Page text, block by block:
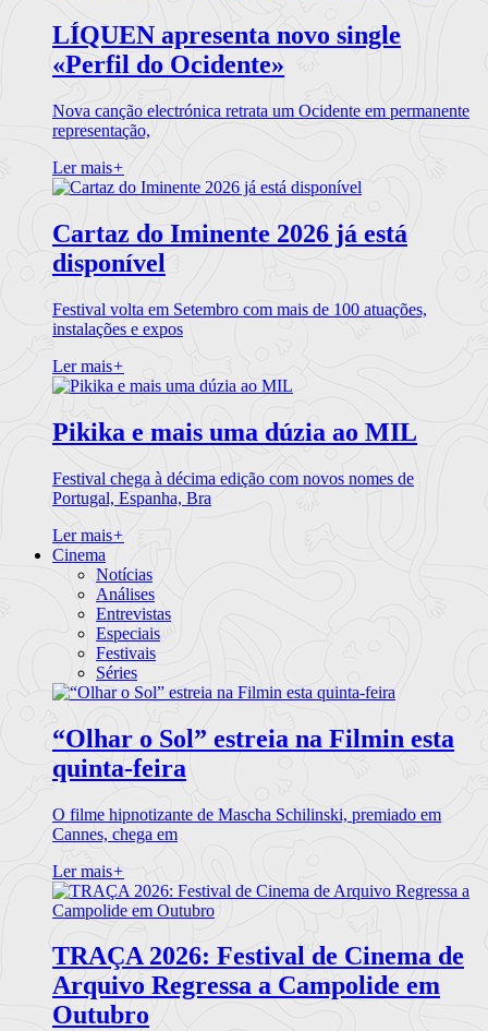
LÍQUEN apresenta novo single
«Perfil do Ocidente»
Nova canção electrónica retrata um Ocidente em permanente
representação,
Ler mais+
Cartaz do Iminente 2026 já está
disponível
Festival volta em Setembro com mais de 100 atuações,
instalações e expos
Ler mais+
Pikika e mais uma dúzia ao MIL
Festival chega à décima edição com novos nomes de
Portugal, Espanha, Bra
Ler mais+
Cinema
Notícias
Análises
Entrevistas
Especiais
Festivais
Séries
“Olhar o Sol” estreia na Filmin esta
quinta-feira
O filme hipnotizante de Mascha Schilinski, premiado em
Cannes, chega em
Ler mais+
TRAÇA 2026: Festival de Cinema de
Arquivo Regressa a Campolide em
Outubro